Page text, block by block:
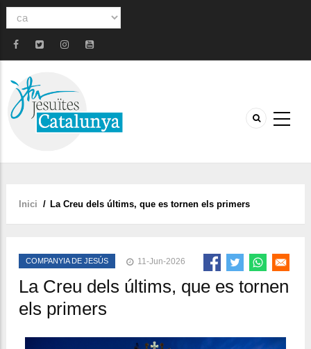
Select
language
Fil
Inici / La Creu dels últims, que es tornen els primers
COMPANYIA DE JESÚS 11-Jun-2026
La Creu dels últims, que es tornen
els primers